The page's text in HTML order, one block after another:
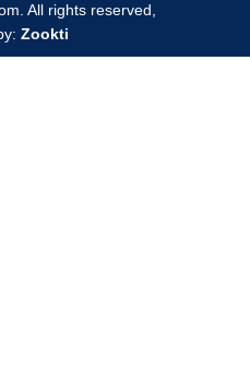
All rights reserved,
Zookti